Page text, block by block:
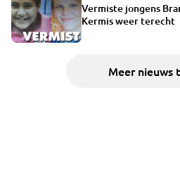
Vermiste jongens
Kermis weer terecht
Meer nieuws